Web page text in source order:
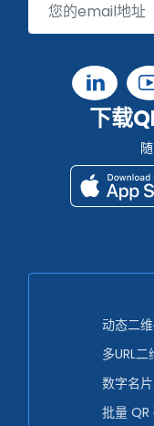
下载
动态二
多URL二
数字名
批量 QR